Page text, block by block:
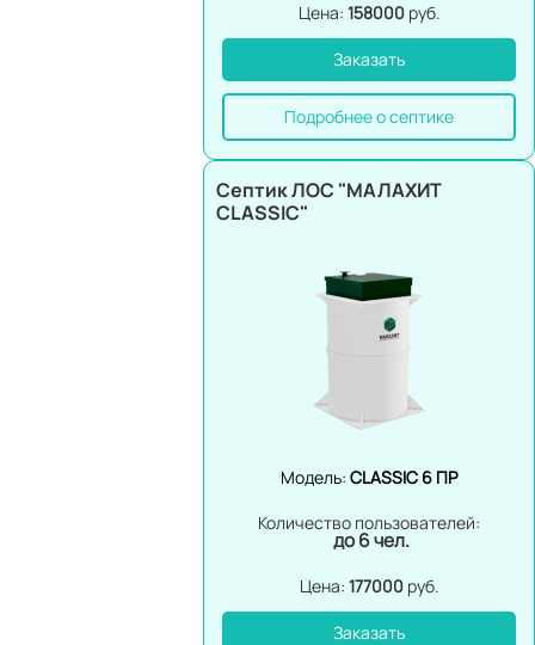
Цена: 158000 руб.
Заказать
Подробнее о септике
Септик ЛОС "МАЛАХИТ
CLASSIC"
Модель: CLASSIC 6 ПР
Количество пользователей:
до 6 чел.
Цена: 177000 руб.
Заказать